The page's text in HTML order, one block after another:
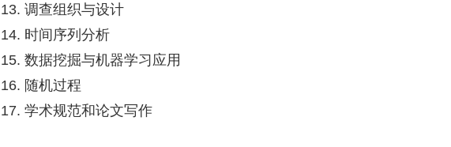
13. 调查组织与设计
14. 时间序列分析
15. 数据挖掘与机器学习应用
16. 随机过程
17. 学术规范和论文写作